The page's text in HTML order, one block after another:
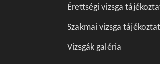
Érettségi vizsga
Szakmai vizsga
Vizsgák galéria